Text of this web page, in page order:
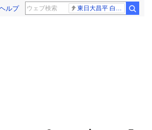
ルプ 東日大昌平 白樺学園